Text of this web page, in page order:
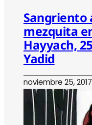
Sangriento
mezquita
Hayyach,
Yadid
noviembre 25, 2017